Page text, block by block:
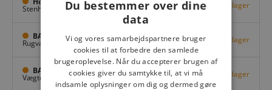
Stenhuggervej 10, Odense M Få på lager
BAGGI Tarup Center
Rugvang 36, Odense NV Få på lager
BAGGI Nyborg
Vægtergade 1,Nyborg Få på lager
Du bestemmer over dine
data
Vi og vores samarbejdspartnere bruger
cookies til at forbedre den samlede
brugeroplevelse. Når du accepterer brugen af
cookies giver du samtykke til, at vi må
indsamle oplysninger om dig og dermed gøre